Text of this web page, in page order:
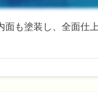
も塗装し、全面仕